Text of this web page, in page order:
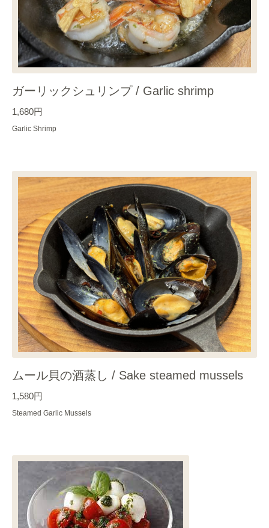
ガーリックシュリンプ / Garlic shrimp
1,680円
Garlic Shrimp
ムール貝の酒蒸し / Sake steamed mussels
1,580円
Steamed Garlic Mussels